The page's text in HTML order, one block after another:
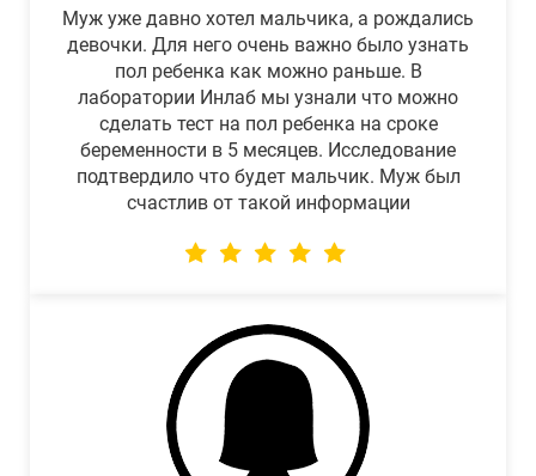
Муж уже давно хотел мальчика, а рождались
девочки. Для него очень важно было узнать
пол ребенка как можно раньше. В
лаборатории Инлаб мы узнали что можно
сделать тест на пол ребенка на сроке
беременности в 5 месяцев. Исследование
подтвердило что будет мальчик. Муж был
счастлив от такой информации